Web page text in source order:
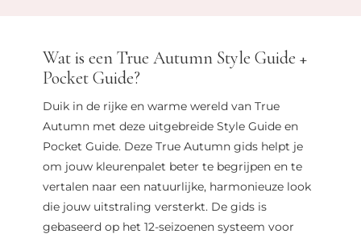
Wat is een True Autumn Style Guide +
Pocket Guide?
Duik in de rijke en warme wereld van True
Autumn met deze uitgebreide Style Guide en
Pocket Guide. Deze True Autumn gids helpt je
om jouw kleurenpalet beter te begrijpen en te
vertalen naar een natuurlijke, harmonieuze look
die jouw uitstraling versterkt. De gids is
gebaseerd op het 12-seizoenen systeem voor